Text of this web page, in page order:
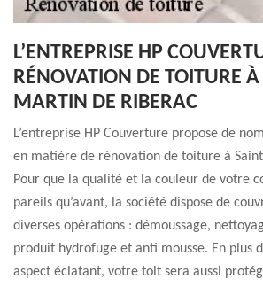
L’ENTREPRISE HP
RÉNOVATION DE TOITURE
MARTIN DE RIBERAC
L’entreprise HP Couverture propose de
en matière de rénovation de toiture à
Pour que la qualité et la couleur de votre
pareils qu’avant, la société dispose de
diverses opérations : démoussage,
produit hydrofuge et anti mousse. En plus
aspect éclatant, votre toit sera aussi